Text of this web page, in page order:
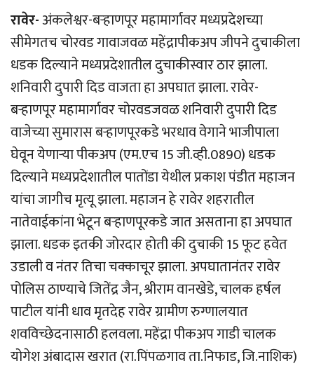
रावेर-अंकलेश्वर-बर्‍हाणपूर महामार्गावर मध्यप्रदेशच्या
सीमेगतच चोरवड गावाजवळ महेंद्रापीकअप जीपने दुचाकीला
धडक दिल्याने मध्यप्रदेशातील दुचाकीस्वार ठार झाला.
शनिवारी दुपारी दिड वाजता हा अपघात झाला. रावेर-
बर्‍हाणपूर महामार्गावर चोरवडजवळ शनिवारी दुपारी दिड
वाजेच्या सुमारास बर्‍हाणपूरकडे भरधाव वेगाने भाजीपाला
घेवून येणार्‍या पीकअप (एम.एच 15 जी.व्ही.0890) धडक
दिल्याने मध्यप्रदेशातील पातोंडा येथील प्रकाश पंडीत महाजन
यांचा जागीच मृत्यू झाला. महाजन हे रावेर शहरातील
नातेवाईकांना भेटून बर्‍हाणपूरकडे जात असताना हा अपघात
झाला. धडक इतकी जोरदार होती की दुचाकी 15 फूट हवेत
उडाली व नंतर तिचा चक्काचूर झाला. अपघातानंतर रावेर
पोलिस ठाण्याचे जितेंद्र जैन, श्रीराम वानखेडे, चालक हर्षल
पाटील यांनी धाव मृतदेह रावेर ग्रामीण रुग्णालयात
शवविच्छेदनासाठी हलवला. महेंद्रा पीकअप गाडी चालक
योगेश अंबादास खरात (रा.पिंपळगाव ता.निफाड, जि.नाशिक)